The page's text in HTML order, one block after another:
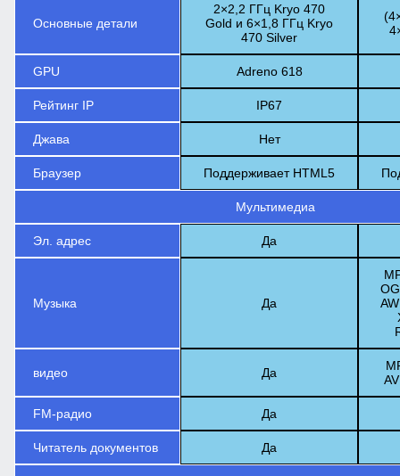
Основные детали
2×2,2 ГГц Kryo 470
Gold и 6×1,8 ГГц Kryo
470 Silver
GPU Adreno 618
Рейтинг IP IP67
Джава Нет
Браузер Поддерживает HTML5
Мультимедиа
Эл. адрес Да
Музыка Да
видео Да
FM-радио Да
Читатель документов Да